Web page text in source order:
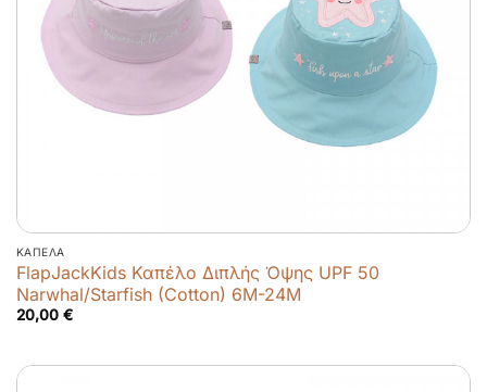
ΚΑΠΈΛΑ
FlapJackKids Καπέλο Διπλής Όψης UPF 50
Narwhal/Starfish (Cotton) 6M-24M
20,00 €